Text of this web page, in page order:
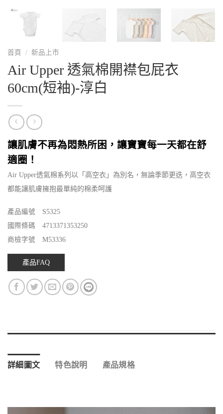
首頁 / 新品上市
Air Upper 透氣棉開襟包屁衣
60cm(短袖)-淳白
讓肌膚不再為悶熱所困，讓寶寶每一天都在舒
適圈！
Air Upper透氣棉系列以「高空衣」為別名，無論季節更迭，高空衣
都能讓肌膚擁抱最單純的棉柔呵護
產品編號 S5325
國際條碼 4713371353250
商檢字號 M53336
產品FAQ
詳細圖文 特色說明 產品規格